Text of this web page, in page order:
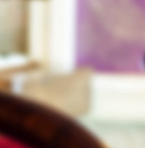
Хотел Алианс